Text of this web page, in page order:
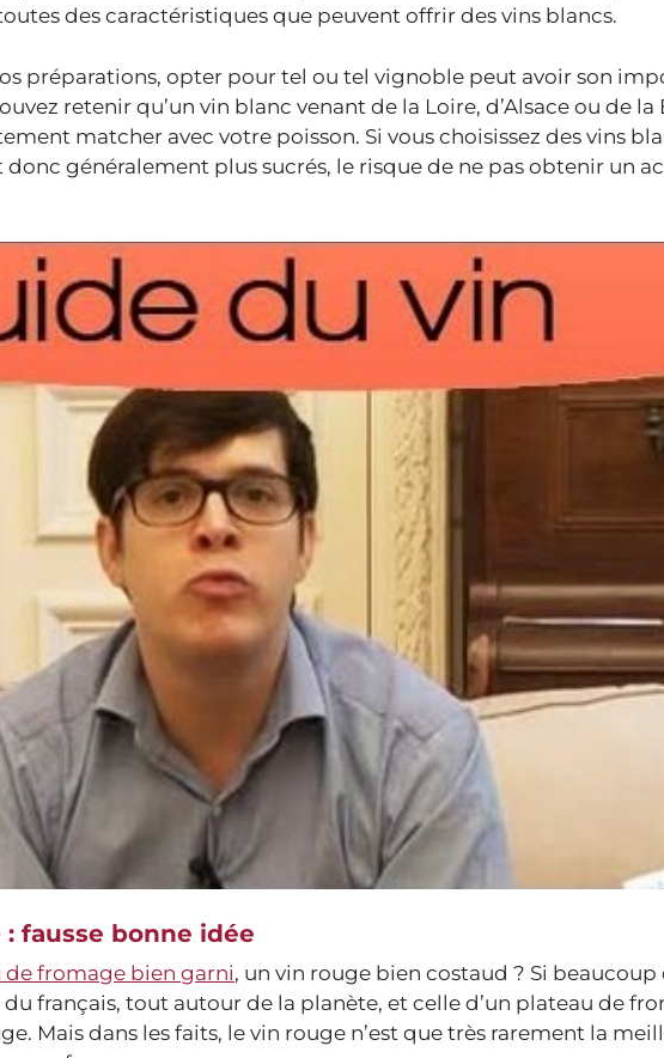
des caractéristiques que peuvent offrir des vins blancs.
préparations, opter pour tel ou tel vignoble peut avoir son
retenir qu’un vin blanc venant de la Loire, d’Alsace ou de
matcher avec votre poisson. Si vous choisissez des vins
donc généralement plus sucrés, le risque de ne pas obtenir un
fausse bonne idée
de fromage bien garni, un vin rouge bien costaud ? Si beaucoup
français, tout autour de la planète, et celle d’un plateau de
Mais dans les faits, le vin rouge n’est que très rarement la